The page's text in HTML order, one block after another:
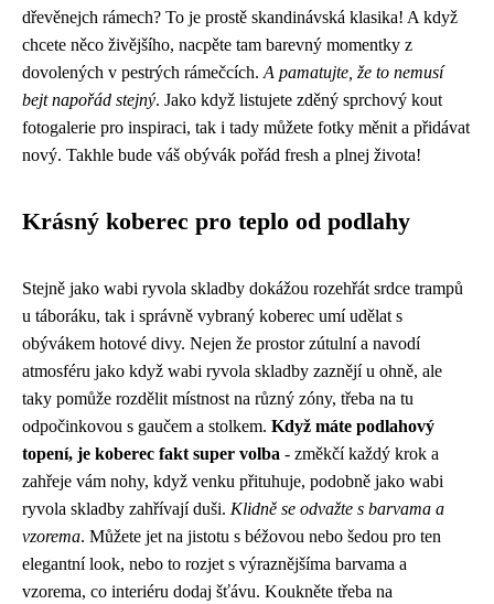
dřevěnejch rámech? To je prostě skandinávská klasika! A když
chcete něco živějšího, nacpěte tam barevný momentky z
dovolených v pestrých rámečcích. A pamatujte, že to nemusí
bejt napořád stejný. Jako když listujete zděný sprchový kout
fotogalerie pro inspiraci, tak i tady můžete fotky měnit a přidávat
nový. Takhle bude váš obývák pořád fresh a plnej života!
Krásný koberec pro teplo od podlahy
Stejně jako wabi ryvola skladby dokážou rozehřát srdce trampů
u táboráku, tak i správně vybraný koberec umí udělat s
obývákem hotové divy. Nejen že prostor zútulní a navodí
atmosféru jako když wabi ryvola skladby zaznějí u ohně, ale
taky pomůže rozdělit místnost na různý zóny, třeba na tu
odpočinkovou s gaučem a stolkem. Když máte podlahový
topení, je koberec fakt super volba - změkčí každý krok a
zahřeje vám nohy, když venku přituhuje, podobně jako wabi
ryvola skladby zahřívají duši. Klidně se odvažte s barvama a
vzorema. Můžete jet na jistotu s béžovou nebo šedou pro ten
elegantní look, nebo to rozjet s výraznějšíma barvama a
vzorema, co interiéru dodaj šťávu. Koukněte třeba na